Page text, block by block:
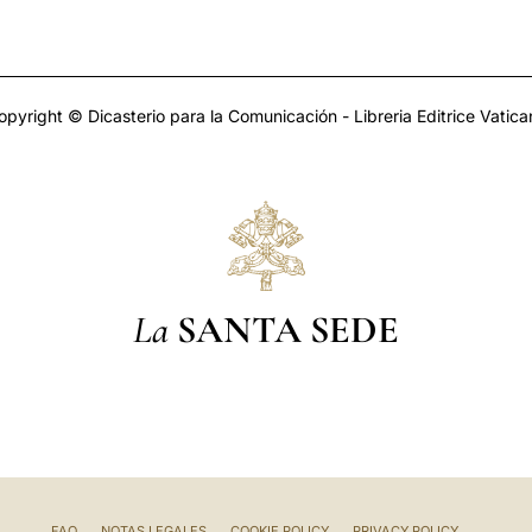
© Dicasterio para la Comunicación - Libreria Editrice
La SANTA SEDE